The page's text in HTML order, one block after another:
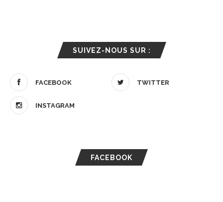
SUIVEZ-NOUS SUR :
FACEBOOK TWITTER
INSTAGRAM
FACEBOOK